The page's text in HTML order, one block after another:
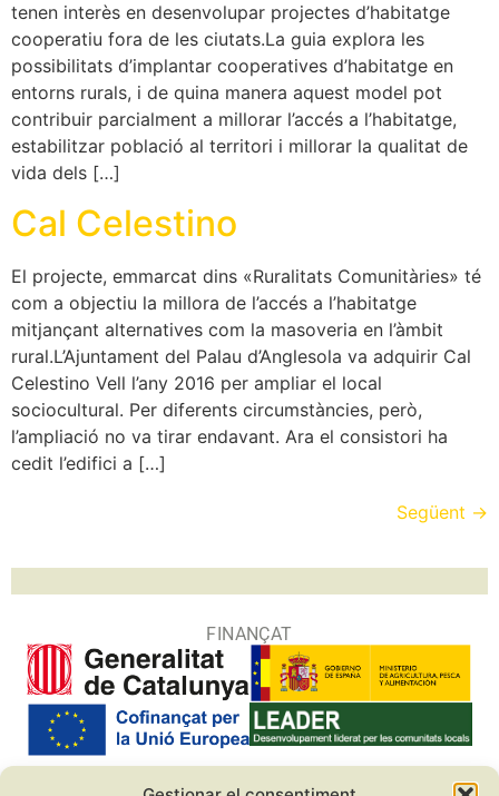
tenen interès en desenvolupar projectes d’habitatge
cooperatiu fora de les ciutats.La guia explora les
possibilitats d’implantar cooperatives d’habitatge en
entorns rurals, i de quina manera aquest model pot
contribuir parcialment a millorar l’accés a l’habitatge,
estabilitzar població al territori i millorar la qualitat de
vida dels […]
Cal Celestino
El projecte, emmarcat dins «Ruralitats Comunitàries» té
com a objectiu la millora de l’accés a l’habitatge
mitjançant alternatives com la masoveria en l’àmbit
rural.L’Ajuntament del Palau d’Anglesola va adquirir Cal
Celestino Vell l’any 2016 per ampliar el local
sociocultural. Per diferents circumstàncies, però,
l’ampliació no va tirar endavant. Ara el consistori ha
cedit l’edifici a […]
Següent →
FINANÇAT